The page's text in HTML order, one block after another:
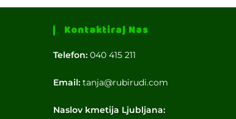
Kontaktiraj Nas
Telefon: 040 415 211
Email: tanja@rubirudi.com
Naslov kmetija Ljubljana: